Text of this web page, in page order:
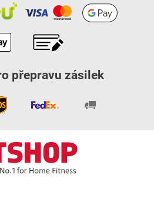
přepravu zásilek